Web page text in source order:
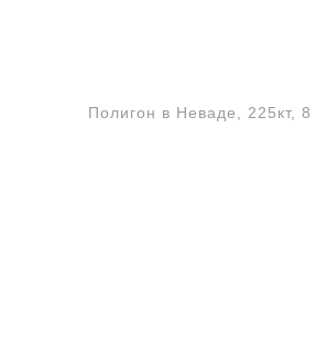
Полигон в Неваде, 225кт,